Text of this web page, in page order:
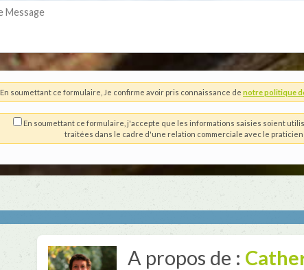
En soumettant ce formulaire, Je confirme avoir pris connaissance de notre politique
En soumettant ce formulaire, j'accepte que les informations saisies soient
traitées dans le cadre d'une relation commerciale avec le
A propos de :